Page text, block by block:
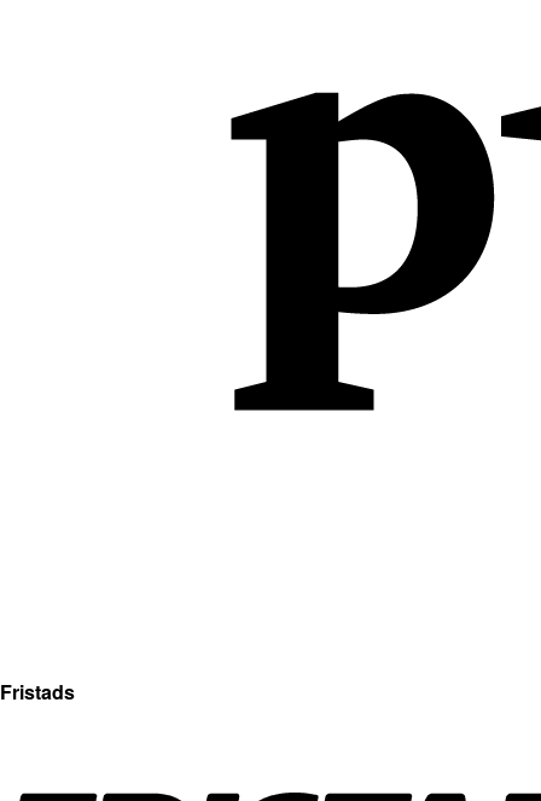
Fristads